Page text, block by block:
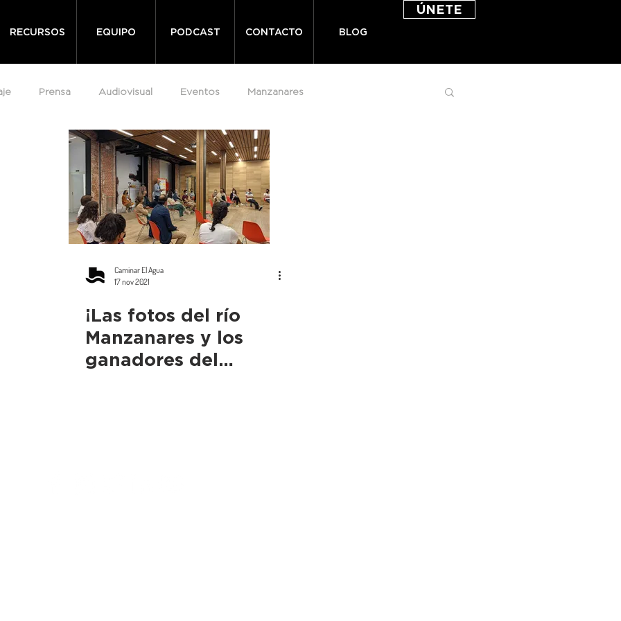
RECURSOS EQUIPO PODCAST CONTACTO BLOG
ÚNETE
Prensa Audiovisual Eventos Manzanares
Caminar El Agua
17 nov 2021
¡Las fotos del río
Manzanares y los
ganadores del